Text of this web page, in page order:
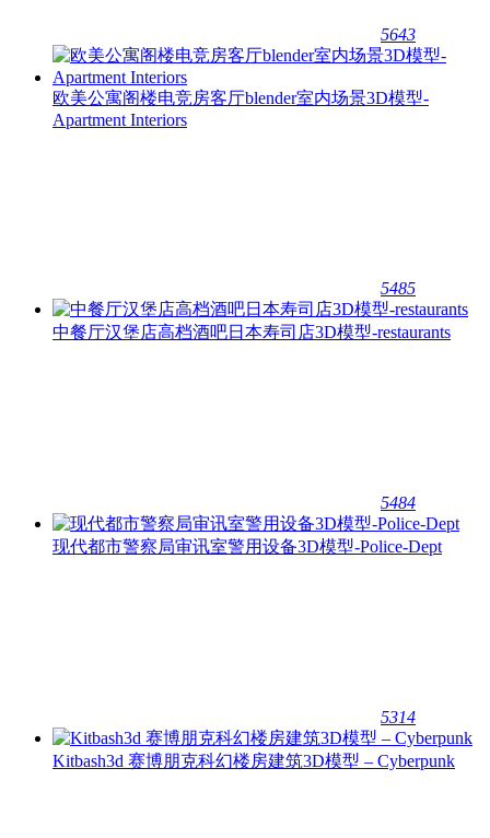
5643
欧美公寓阁楼电竞房客厅blender室内场景3D模型-
Apartment Interiors
5485
中餐厅汉堡店高档酒吧日本寿司店3D模型-restaurants
5484
现代都市警察局审讯室警用设备3D模型-Police-Dept
5314
Kitbash3d 赛博朋克科幻楼房建筑3D模型 – Cyberpunk